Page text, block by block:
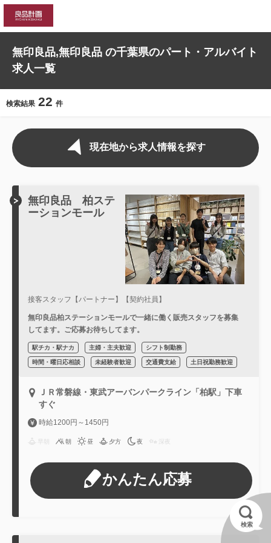
無印良品,無印良品 の千葉県のパート・アルバイト
求人一覧
検索結果 22 件
現在地から求人情報を探す
無印良品 柏ステ
ーションモール
接客スタッフ【パートナー】【契約社員】
無印良品柏ステーションモールで一緒に働く販売スタッフを募集
してます。ご応募お待ちしてます。
駅チカ・駅ナカ 主婦・主夫歓迎 シフト制勤務
時間・曜日応相談 未経験者歓迎 交通費支給 土日祝勤務歓迎
ＪＲ常磐線・東武アーバンパークライン「柏駅」下車
すぐ
時給1200円～1450円
朝 昼 夕方 夜 深夜
かんたん応募
検索
'AW-11029428365');